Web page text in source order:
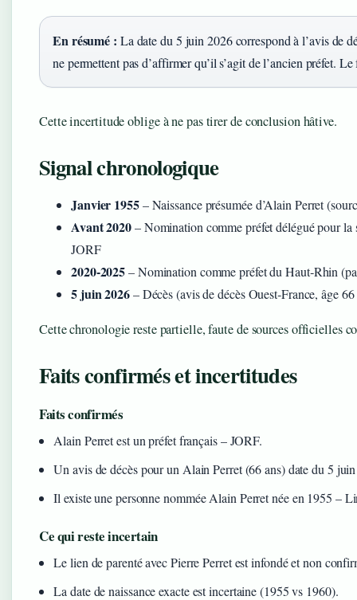
En résumé : La date du 5 juin 2026 correspond à l’avis de
ne permettent pas d’affirmer qu’il s’agit de l’ancien préfet.
Cette incertitude oblige à ne pas tirer de conclusion hâtive.
Signal chronologique
Janvier 1955– Naissance présumée d’Alain Perret
Avant 2020– Nomination comme préfet délégué pour la
JORF
2020‑2025– Nomination comme préfet du Haut‑Rhin
5 juin 2026– Décès (avis de décès Ouest‑France, âge 66
Cette chronologie reste partielle, faute de sources officielles
Faits confirmés et incertitudes
Faits confirmés
Alain Perret est un préfet français – JORF.
Un avis de décès pour un Alain Perret (66 ans) date du 5
Il existe une personne nommée Alain Perret née en 1955 –
Ce qui reste incertain
Le lien de parenté avec Pierre Perret est infondé et non
La date de naissance exacte est incertaine (1955 vs 1960).